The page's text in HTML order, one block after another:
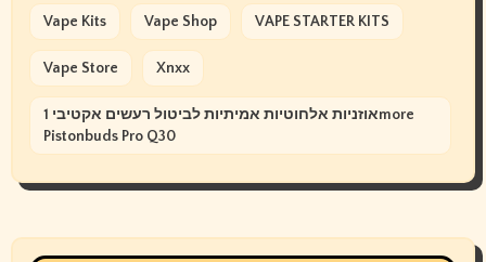
Vape Kits Vape Shop VAPE STARTER KITS
Vape Store Xnxx
אוזניות אלחוטיות אמיתיות לביטול רעשים אקטיבי 1more
Pistonbuds Pro Q30